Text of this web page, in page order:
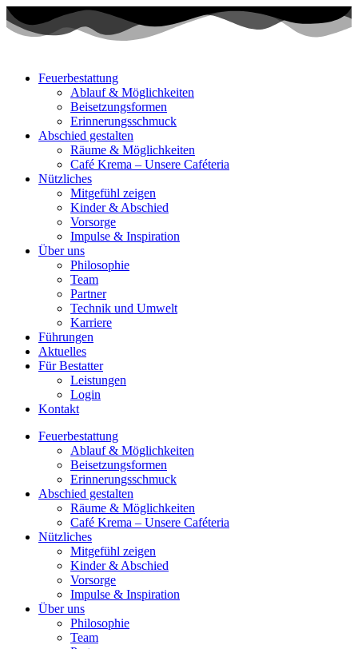
Zum
Inhalt
wechseln
Feuerbestattung
Ablauf & Möglichkeiten
Beisetzungsformen
Erinnerungsschmuck
Abschied gestalten
Räume & Möglichkeiten
Café Krema – Unsere Caféteria
Nützliches
Mitgefühl zeigen
Kinder & Abschied
Vorsorge
Impulse & Inspiration​
Über uns
Philosophie
Team
Partner
Technik und Umwelt
Karriere
Führungen
Aktuelles
Für Bestatter
Leistungen
Login
Kontakt
Feuerbestattung
Ablauf & Möglichkeiten
Beisetzungsformen
Erinnerungsschmuck
Abschied gestalten
Räume & Möglichkeiten
Café Krema – Unsere Caféteria
Nützliches
Mitgefühl zeigen
Kinder & Abschied
Vorsorge
Impulse & Inspiration​
Über uns
Philosophie
Team